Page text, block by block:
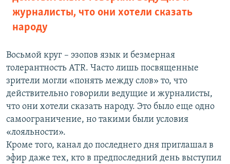
журналисты, что они хотели сказать
народу
Восьмой круг – эзопов язык и безмерная
толерантность ATR. Часто лишь посвященные
зрители могли «понять между слов» то, что
действительно говорили ведущие и журналисты,
что они хотели сказать народу. Это было еще одно
самоограничение, но такими были условия
«лояльности».
Кроме того, канал до последнего дня приглашал в
эфир даже тех, кто в предпоследний день выступил